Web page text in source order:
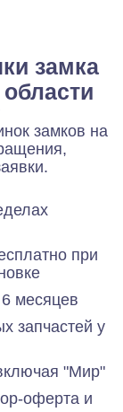
замка
замков на
при
месяцев
запчастей у
"Мир"
оферта и